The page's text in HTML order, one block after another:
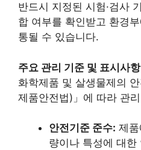
반드시 지정된 시험·검사
합 여부를 확인받고 환경
통될 수 있습니다.
주요 관리 기준 및 표시사
화학제품 및 살생물제의
제품안전법)」에 따라 관
안전기준 준수: 제
량이나 특성에 대